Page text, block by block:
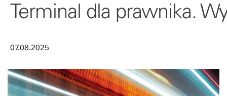
Terminal dla prawnika.
07.08.2025